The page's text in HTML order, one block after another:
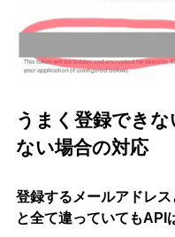
うまく登録でき
ない場合の対応
登録するメールアドレ
と全て違っていてもAPI